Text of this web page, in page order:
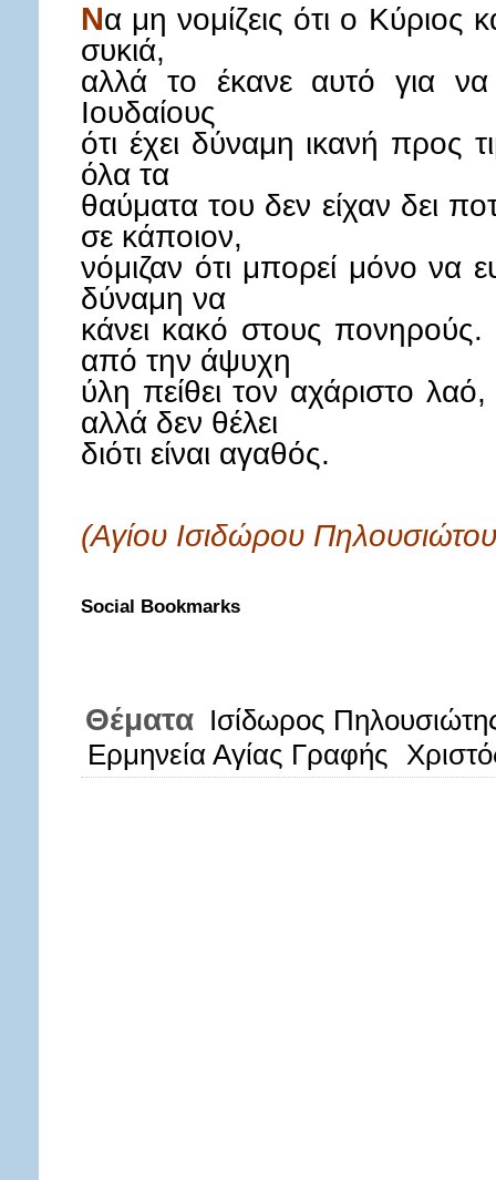
Να μη νομίζεις ότι ο Κύριος
συκιά,
αλλά το έκανε αυτό για να
Ιουδαίους
ότι έχει δύναμη ικανή προς
όλα τα
θαύματα του δεν είχαν δει
σε κάποιον,
νόμιζαν ότι μπορεί μόνο να
δύναμη να
κάνει κακό στους
από την άψυχη
ύλη πείθει τον αχάριστο λαό,
αλλά δεν θέλει
διότι είναι αγαθός.
(Αγίου Ισιδώρου
Social Bookmarks
Θέματα Ισίδωρος
Ερμηνεία Αγίας Γραφής